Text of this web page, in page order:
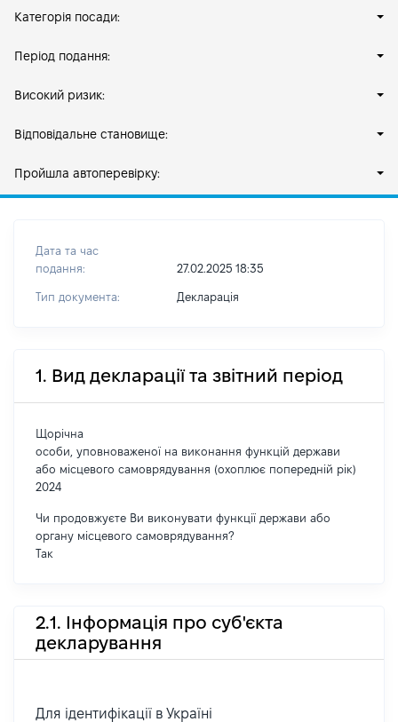
Категорія посади:
Період подання:
Високий ризик:
Відповідальне становище:
Пройшла автоперевірку:
Дата та час
подання:
27.02.2025 18:35
Тип документа: Декларація
1. Вид декларації та звітний період
Щорічна
особи, уповноваженої на виконання функцій держави
або місцевого самоврядування (охоплює попередній рік)
2024
Чи продовжуєте Ви виконувати функції держави або
органу місцевого самоврядування?
Так
2.1. Інформація про суб'єкта
декларування
Для ідентифікації в Україні